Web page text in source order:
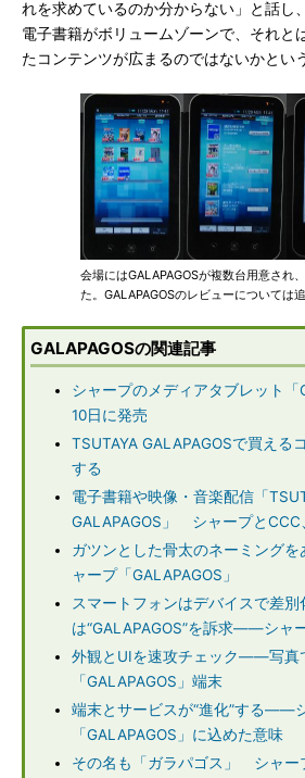
れを求めているのか分からない」と話し
電子書籍がボリュームゾーンで、それと
たコンテンツが広まるのではないかとい
会場にはGALAPAGOSが複数台用意され
た。GALAPAGOSのレビューについては
GALAPAGOSの関連記事
シャープのメディアタブレット「
10日に発売
TSUTAYA GALAPAGOSで買える
する
電子書籍や映像・音楽配信「
GALAPAGOS」 シャープとCCC
ガツンとした骨太のネーミング
ャープ「GALAPAGOS」
スマートフォンはデバイスで差別
は“GALAPAGOS”を訴求――シャ
外観とUIを速攻チェック――写真
「GALAPAGOS」端末
端末とサービスが“進化”する――
「GALAPAGOS」に込めた意味
その名も「ガラパゴス」 シャー